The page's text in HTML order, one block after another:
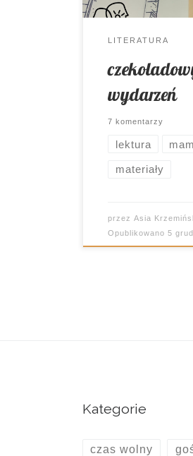
LITERATURA
wydarzeń
7 komentarzy
lektura
materiały
przezAsia
Opublikowano5
Kategorie
czas wolny